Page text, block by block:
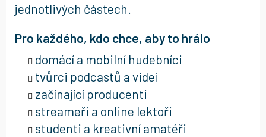
jednotlivých částech.
Pro každého, kdo chce, aby to hrálo
domácí a mobilní hudebníci
tvůrci podcastů a videí
začínající producenti
streameři a online lektoři
studenti a kreativní amatéři